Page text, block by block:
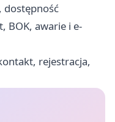
dostępność
BOK, awarie i e-
rejestracja,